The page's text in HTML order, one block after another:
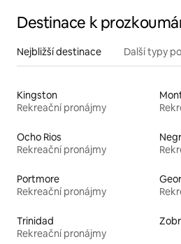
Destinace k
Nejbližší destinace Další typy
Kingston
Rekreační pronájmy
Ocho Rios
Rekreační pronájmy
Portmore
Rekreační pronájmy
Trinidad
Rekreační pronájmy